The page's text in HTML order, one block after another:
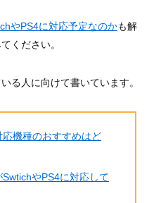
やPS4に対応予定なのかも解
ください。
る人に向けて書いています。
応機種のおすすめはど
SwtichやPS4に対応して